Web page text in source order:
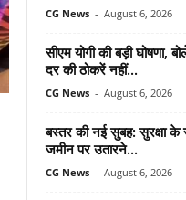
CG News - August 6, 2026
सीएम योगी की बड़ी घोषणा,
दर की ठोकरें नहीं...
CG News - August 6, 2026
बस्तर की नई सुबह: सुरक्षा के
जमीन पर उतारने...
CG News - August 6, 2026